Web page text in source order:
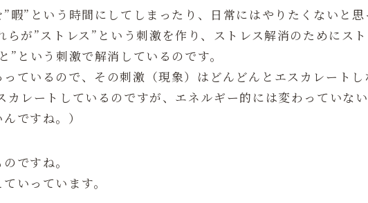
暇”という時間にしてしまったり、日常にはやりたくないと
らが”ストレス”という刺激を作り、ストレス解消のためにス
”という刺激で解消しているのです。
ているので、その刺激（現象）はどんどんとエスカレートし
カレートしているのですが、エネルギー的には変わっていな
ですね。）
ですね。
いっています。